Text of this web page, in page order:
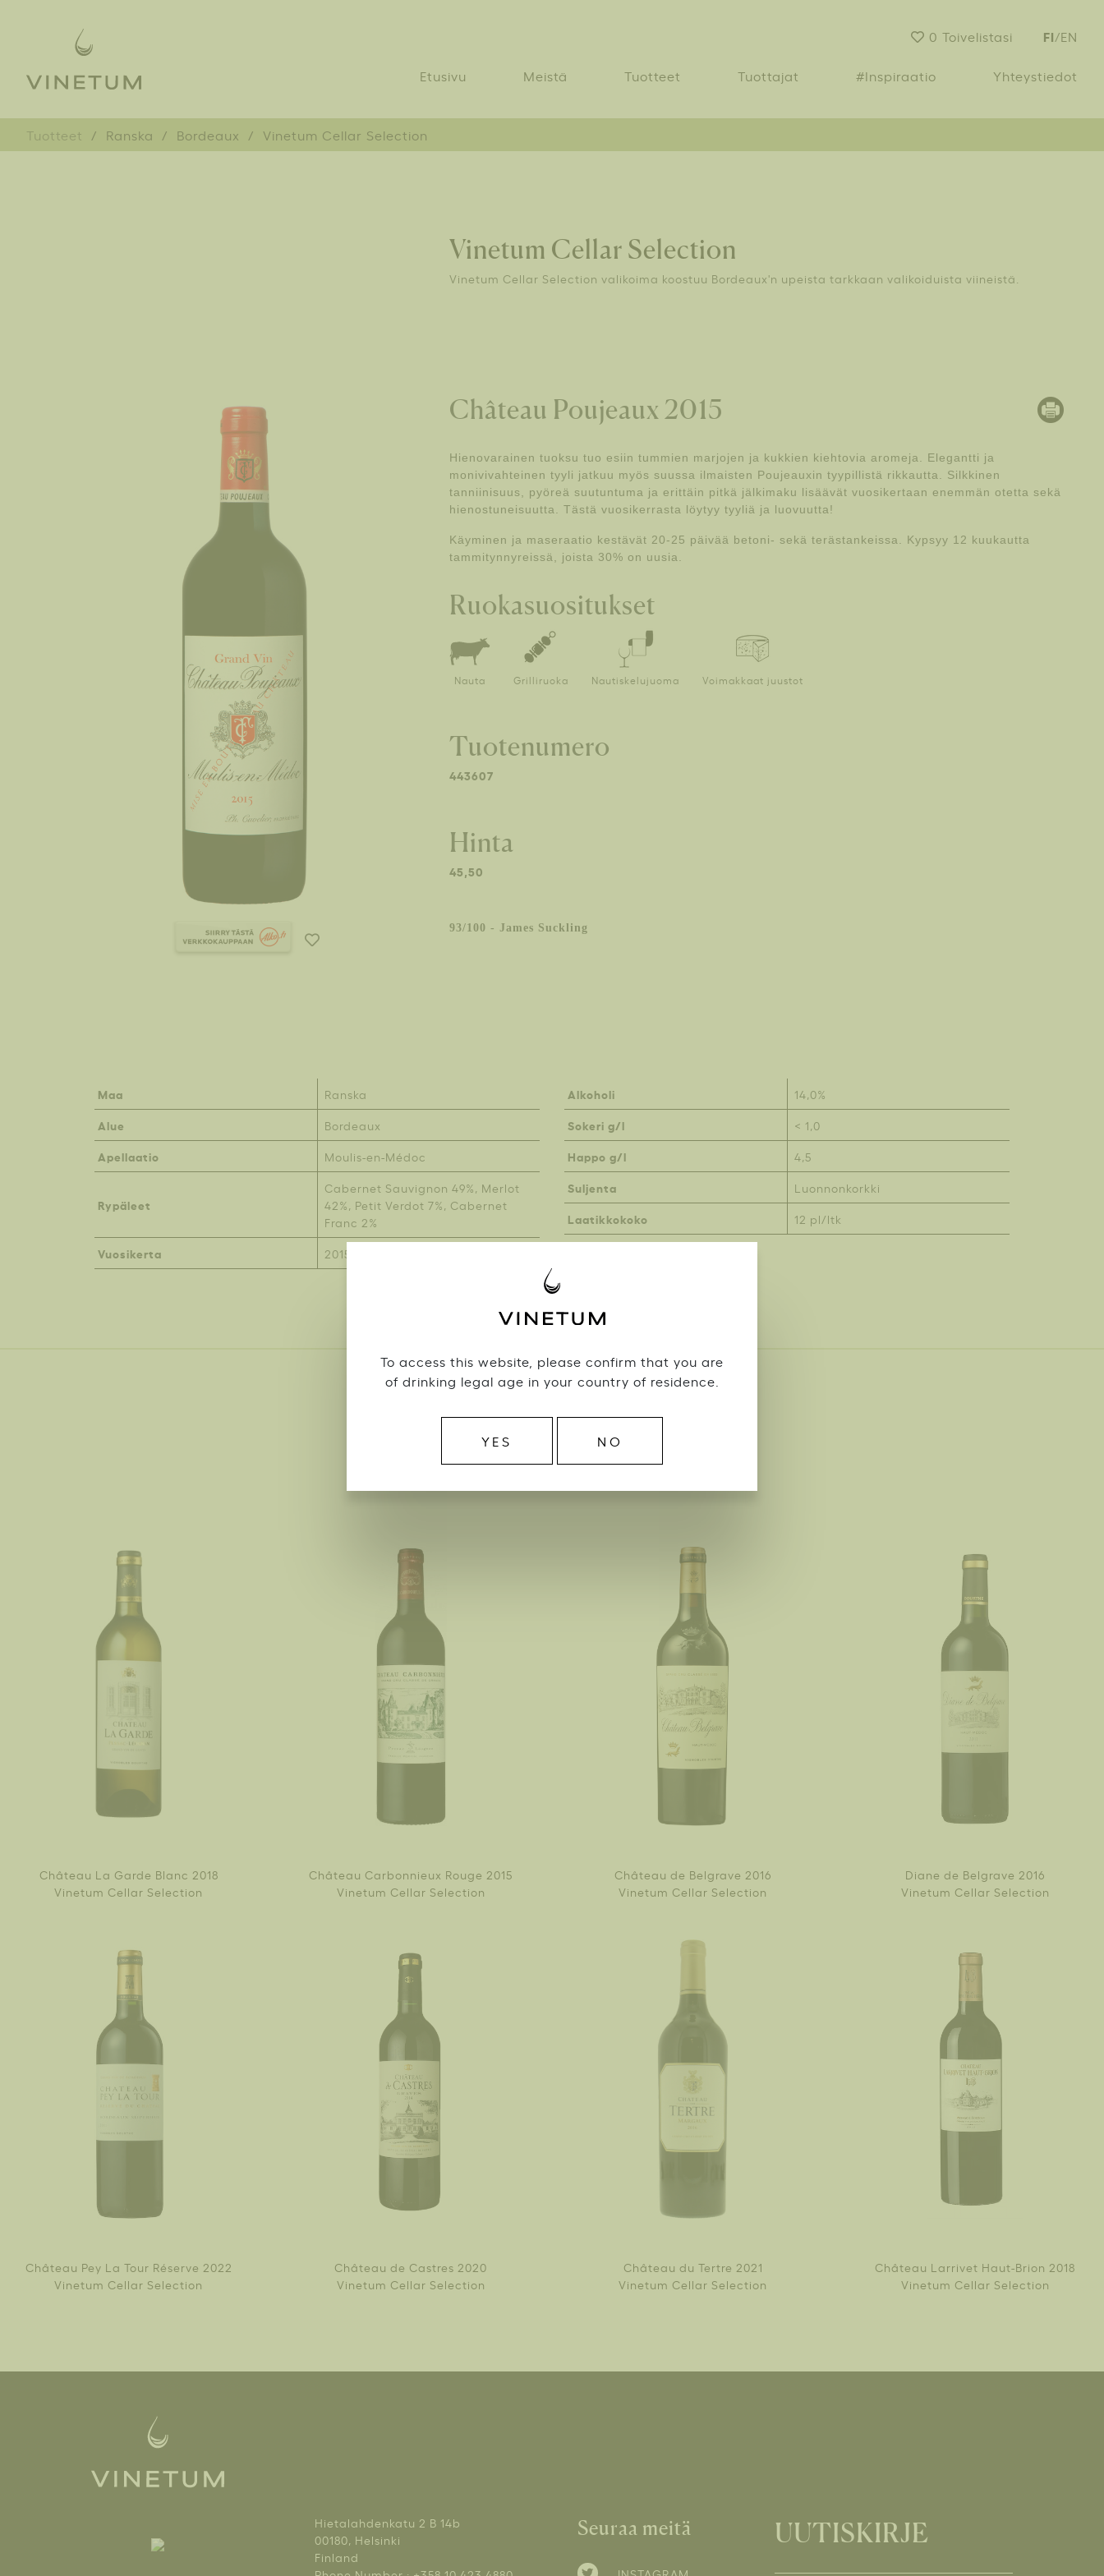
To access this website, please confirm that you are
of drinking legal age in your country of residence.
YES NO
0 Toivelistasi FI/EN
Etusivu Meistä Tuotteet Tuottajat #Inspiraatio Yhteystiedot
Tuotteet Ranska Bordeaux Vinetum Cellar Selection
Vinetum Cellar Selection
Vinetum Cellar Selection valikoima koostuu Bordeaux'n upeista tarkkaan valikoiduista viineistä.
Château Poujeaux 2015
Hienovarainen tuoksu tuo esiin tummien marjojen ja kukkien kiehtovia aromeja. Elegantti ja
monivivahteinen tyyli jatkuu myös suussa ilmaisten Poujeauxin tyypillistä rikkautta. Silkkinen
tanniinisuus, pyöreä suutuntuma ja erittäin pitkä jälkimaku lisäävät vuosikertaan enemmän otetta sekä
hienostuneisuutta. Tästä vuosikerrasta löytyy tyyliä ja luovuutta!
Käyminen ja maseraatio kestävät 20-25 päivää betoni- sekä terästankeissa. Kypsyy 12 kuukautta
tammitynnyreissä, joista 30% on uusia.
Ruokasuositukset
Nauta Grilliruoka Nautiskelujuoma Voimakkaat juustot
Tuotenumero
443607
Hinta
45,50
93/100 - James Suckling
Maa Ranska
Alue Bordeaux
Apellaatio Moulis-en-Médoc
Rypäleet
Cabernet Sauvignon 49%, Merlot
42%, Petit Verdot 7%, Cabernet
Franc 2%
Vuosikerta 2015
Alkoholi 14,0%
Sokeri g/l < 1,0
Happo g/l 4,5
Suljenta Luonnonkorkki
Laatikkokoko 12 pl/ltk
Samalta tuottajalta
Château La Garde Blanc 2018
Vinetum Cellar Selection
Château Carbonnieux Rouge 2015
Vinetum Cellar Selection
Château de Belgrave 2016
Vinetum Cellar Selection
Diane de Belgrave 2016
Vinetum Cellar Selection
Château Pey La Tour Réserve 2022
Vinetum Cellar Selection
Château de Castres 2020
Vinetum Cellar Selection
Château du Tertre 2021
Vinetum Cellar Selection
Château Larrivet Haut-Brion 2018
Vinetum Cellar Selection
Hietalahdenkatu 2 B 14b
00180, Helsinki
Finland
Seuraa meitä UUTISKIRJE